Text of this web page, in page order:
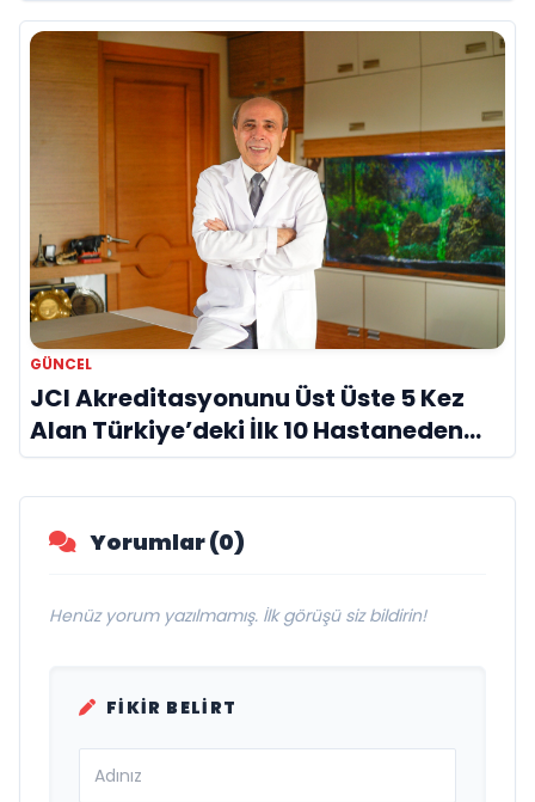
GÜNCEL
JCI Akreditasyonunu Üst Üste 5 Kez
Alan Türkiye’deki İlk 10 Hastaneden
Biri
Yorumlar (0)
Henüz yorum yazılmamış. İlk görüşü siz bildirin!
FIKIR BELIRT